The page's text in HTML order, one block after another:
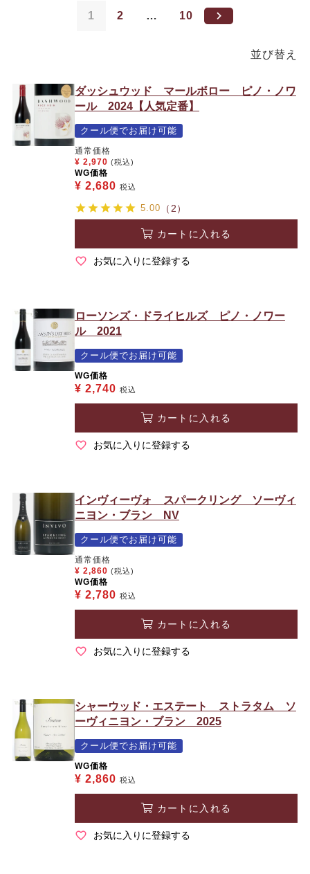
並び替え
1 2 … 10
ダッシュウッド マールボロー ピノ・ノワ
ール 2024【人気定番】
クール便でお届け可能
通常価格
¥ 2,970 (税込)
WG価格
¥ 2,680 税込
5.00 （2）
カートに入れる
お気に入りに登録する
ローソンズ・ドライヒルズ ピノ・ノワー
ル 2021
クール便でお届け可能
WG価格
¥ 2,740 税込
カートに入れる
お気に入りに登録する
インヴィーヴォ スパークリング ソーヴィ
ニヨン・ブラン NV
クール便でお届け可能
通常価格
¥ 2,860 (税込)
WG価格
¥ 2,780 税込
カートに入れる
お気に入りに登録する
シャーウッド・エステート ストラタム ソ
ーヴィニヨン・ブラン 2025
クール便でお届け可能
WG価格
¥ 2,860 税込
カートに入れる
お気に入りに登録する